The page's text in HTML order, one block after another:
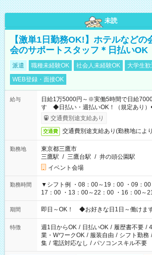
未読
【激単1日勤務OK!】ホテルなどの
会のサポートスタッフ＊日払いOK
派遣 職種未経験OK 社会人未経験OK 大学生歓
WEB登録・面接OK
給与
日給1万5000円～※実働5時間で日給
す ◆日払い・週払いOK！（規定あり）
も異なります
交通費別途支給あり
交通費 交通費別途支給あり(勤務地によ
勤務地
東京都三鷹市
三鷹駅 / 三鷹台駅 / 井の頭公園駅
イベント会場
勤務時間
▼シフト例 ・08：00～19：00 ・09：
17：00 ・13：00～22：00 ・16：00～21：00 など多
仕事により勤務時間が異なります
期間 即日～OK！ ◆お好きな日1日～働けま
特徴 週1日からOK / 日払いOK / 履歴書不要 /
業・WワークOK / 服装自由 / シフト勤務 /
集 / 電話対応なし / パソコンスキル不要